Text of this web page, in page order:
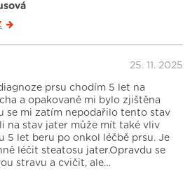
25. 11. 2025
prsu chodím 5 let na
a opakovaně mi bylo zjištěna
se mi zatím nepodařilo tento stav
na stav jater může mít také vliv
5 let beru po onkol léčbě prsu. Je
léčit steatosu jater.Opravdu se
stravu a cvičit, ale…